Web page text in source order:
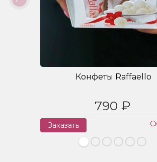
Конфеты Raffaello
790 ₽
Заказать